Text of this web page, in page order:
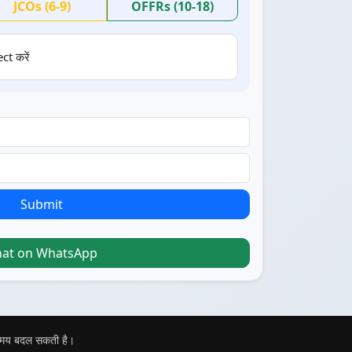
JCOs (6-9) OFFRs (10-18)
करें
Submit
on WhatsApp
बदल सकती है।